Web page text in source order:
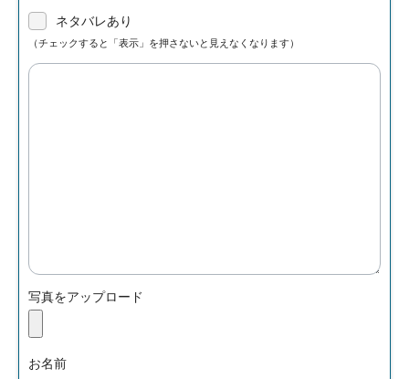
ネタバレあり
（チェックすると「表示」を押さないと見えなくなります）
写真をアップロード
お名前